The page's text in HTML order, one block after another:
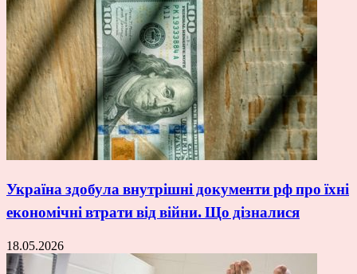
Україна здобула внутрішні документи рф про їхні
економічні втрати від війни. Що дізналися
18.05.2026